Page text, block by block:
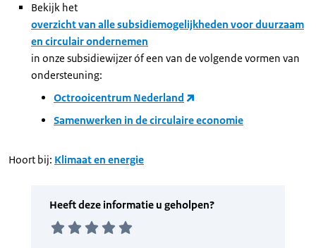
Bekijk het
overzicht van alle subsidiemogelijkheden voor duurzaam
en circulair ondernemen
in onze subsidiewijzer óf een van de volgende vormen van
ondersteuning:
Octrooicentrum Nederland
Samenwerken in de circulaire economie
Hoort bij: Klimaat en energie